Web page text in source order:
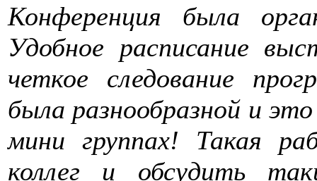
Конференция была
Удобное расписание
четкое следование
была разнообразной и
мини группах! Такая
коллег и обсудить